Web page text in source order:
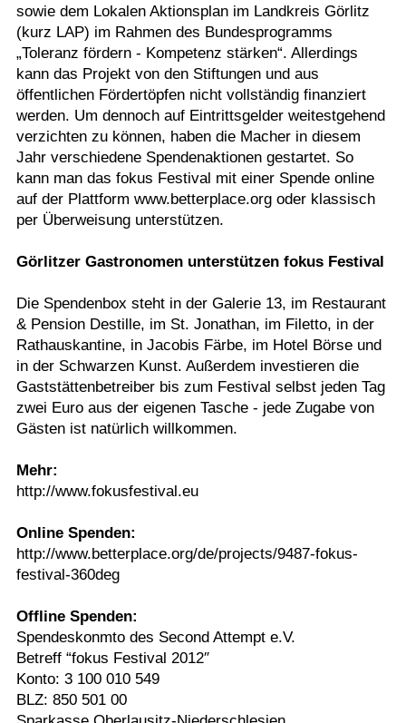
sowie dem Lokalen Aktionsplan im Landkreis Görlitz
(kurz LAP) im Rahmen des Bundesprogramms
„Toleranz fördern - Kompetenz stärken“. Allerdings
kann das Projekt von den Stiftungen und aus
öffentlichen Fördertöpfen nicht vollständig finanziert
werden. Um dennoch auf Eintrittsgelder weitestgehend
verzichten zu können, haben die Macher in diesem
Jahr verschiedene Spendenaktionen gestartet. So
kann man das fokus Festival mit einer Spende online
auf der Plattform www.betterplace.org oder klassisch
per Überweisung unterstützen.
Görlitzer Gastronomen unterstützen fokus Festival
Die Spendenbox steht in der Galerie 13, im Restaurant
& Pension Destille, im St. Jonathan, im Filetto, in der
Rathauskantine, in Jacobis Färbe, im Hotel Börse und
in der Schwarzen Kunst. Außerdem investieren die
Gaststättenbetreiber bis zum Festival selbst jeden Tag
zwei Euro aus der eigenen Tasche - jede Zugabe von
Gästen ist natürlich willkommen.
Mehr:
http://www.fokusfestival.eu
Online Spenden:
http://www.betterplace.org/de/projects/9487-fokus-
festival-360deg
Offline Spenden:
Spendeskonmto des Second Attempt e.V.
Betreff “fokus Festival 2012″
Konto: 3 100 010 549
BLZ: 850 501 00